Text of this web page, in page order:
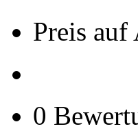
Preis auf
0